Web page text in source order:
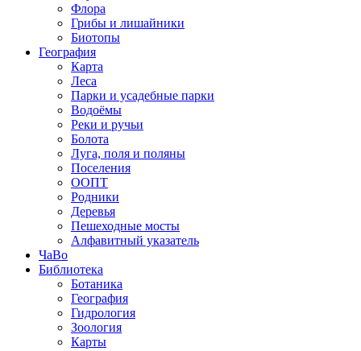
Флора
Грибы и лишайники
Биотопы
География
Карта
Леса
Парки и усадебные парки
Водоёмы
Реки и ручьи
Болота
Луга, поля и поляны
Поселения
ООПТ
Родники
Деревья
Пешеходные мосты
Алфавитный указатель
ЧаВо
Библиотека
Ботаника
География
Гидрология
Зоология
Карты